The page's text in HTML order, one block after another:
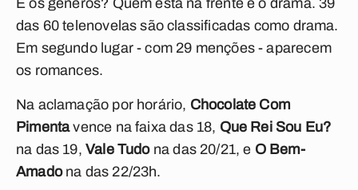
E os gêneros? Quem está na frente é o drama. 39
das 60 telenovelas são classificadas como drama.
Em segundo lugar - com 29 menções - aparecem
os romances.
Na aclamação por horário, Chocolate Com
Pimentavence na faixa das 18, Que Rei Sou Eu?
na das 19, Vale Tudona das 20/21, e O Bem-
Amadona das 22/23h.